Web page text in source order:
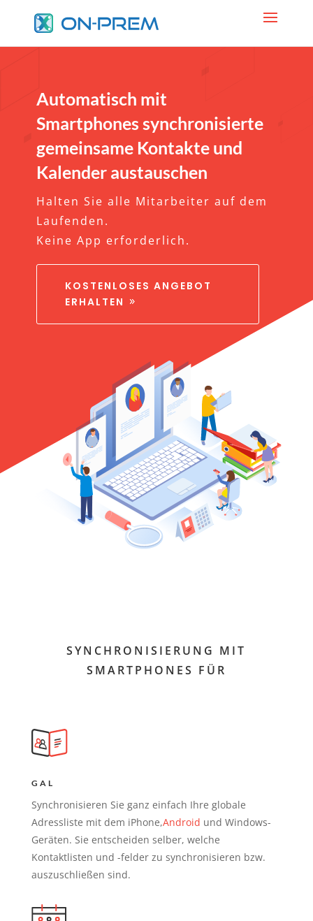
Automatisch mit
Smartphones synchronisierte
gemeinsame Kontakte und
Kalender austauschen
Halten Sie alle Mitarbeiter auf dem
Laufenden.
Keine App erforderlich.
KOSTENLOSES ANGEBOT
ERHALTEN
SYNCHRONISIERUNG MIT
SMARTPHONES FÜR
GAL
Synchronisieren Sie ganz einfach Ihre globale
Adressliste mit dem iPhone,Android und Windows-
Geräten. Sie entscheiden selber, welche
Kontaktlisten und -felder zu synchronisieren bzw.
auszuschließen sind.